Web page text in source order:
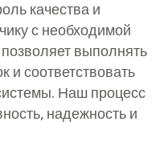
качества и
с необходимой
выполнять
и соответствовать
Наш процесс
надежность и